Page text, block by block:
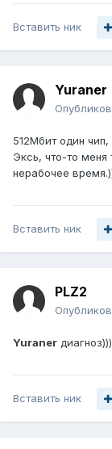
Вставить ник
Yuraner
512Мбит один чип,
Эксь, что-то меня
нерабочее
Вставить ник
PLZ2
Yuraner диагноз)))
Вставить ник